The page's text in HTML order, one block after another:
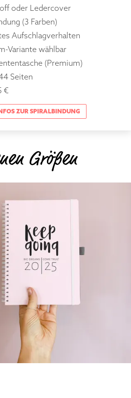
oder Ledercover
(3 Farben)
Aufschlagverhalten
Variante wählbar
(Premium)
Seiten
€
ZUR SPIRALBINDUNG
Größen